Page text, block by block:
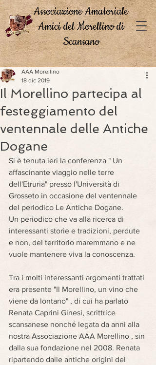
Associazione Amatoriale
Amici del Morellino di
Scansano
Il Morellino partecipa al
festeggiamento del
ventennale delle Antiche
Dogane
AAA Morellino
18 dic 2019
Si è tenuta ieri la conferenza " Un
affascinante viaggio nelle terre
dell'Etruria" presso l'Università di
Grosseto in occasione del ventennale
del periodico Le Antiche Dogane.
Un periodico che va alla ricerca di
interessanti storie e tradizioni, perdute
e non, del territorio maremmano e ne
vuole mantenere viva la conoscenza.
Tra i molti interessanti argomenti trattati
era presente "Il Morellino, un vino che
viene da lontano" , di cui ha parlato
Renata Caprini Ginesi, scrittrice
scansanese nonché legata da anni alla
nostra Associazione AAA Morellino , sin
dalla sua fondazione nel 2008. Renata
ripartendo dalle antiche origini del